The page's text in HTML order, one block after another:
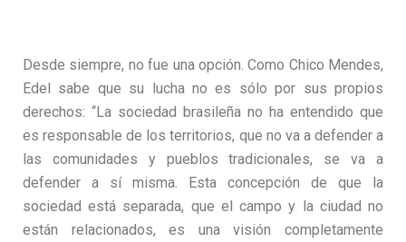
Desde siempre, no fue una opción. Como Chico Mendes,
Edel sabe que su lucha no es sólo por sus propios
derechos: “La sociedad brasileña no ha entendido que
es responsable de los territorios, que no va a defender a
las comunidades y pueblos tradicionales, se va a
defender a sí misma. Esta concepción de que la
sociedad está separada, que el campo y la ciudad no
están relacionados, es una visión completamente